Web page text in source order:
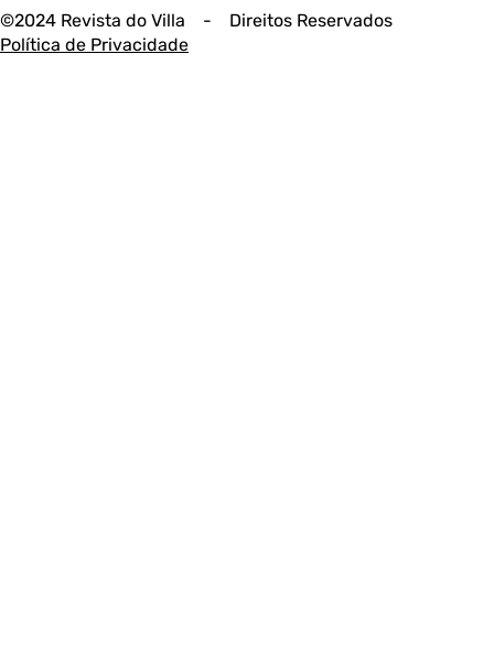
©2024 Revista do Villa - Direitos Reservados
Política de Privacidade